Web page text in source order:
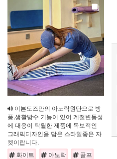
이븐도즈만의 아노락원단으로 방
풍,생활방수 기능이 있어 계절변동성
에 대응이 탁월한 제품에 독보적인
그래픽디자인을 담은 스타일좋은 자
켓이랍니다.
화이트
아노락
골프